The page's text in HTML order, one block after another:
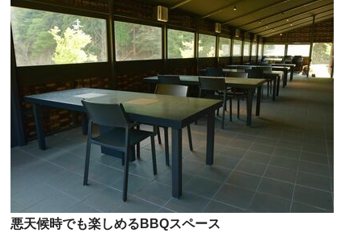
悪天候時でも楽しめるBBQスペース